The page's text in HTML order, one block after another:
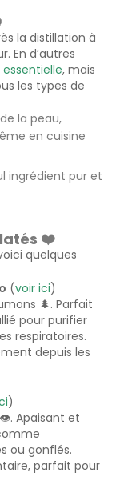
la distillation à
En d’autres
essentielle, mais
les types de
la peau,
en cuisine
ingrédient pur et
❤️
quelques
(voir ici)
🌲. Parfait
pour purifier
respiratoires.
depuis les
)
Apaisant et
ou gonflés.
parfait pour